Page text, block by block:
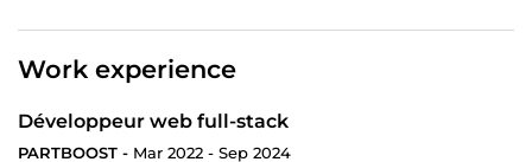
Work experience
Développeur web full-stack
PARTBOOST - Mar 2022 - Sep 2024